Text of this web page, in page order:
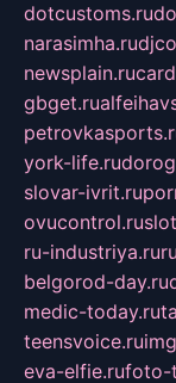
dotcustoms.ru
narasimha.ru
newsplain.ru
gbget.ru
york-life.ru
slovar-ivrit.ru
ovucontrol.ru
ru-industriya.ru
belgorod-day.ru
medic-today.ru
teensvoice.ru
eva-elfie.rufoto-